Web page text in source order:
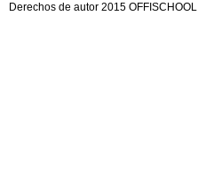
Derechos de autor 2015 OFFISCHOOL